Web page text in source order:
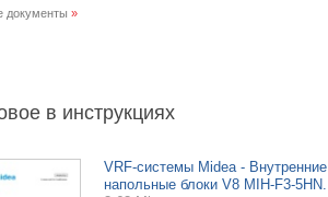
документы »
в инструкциях
VRF-системы Midea - Внутренние
напольные блоки V8 MIH-F3-5HN.